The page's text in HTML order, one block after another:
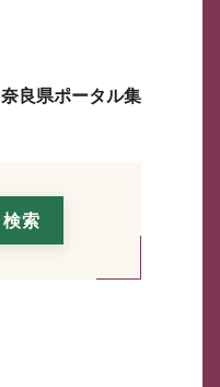
奈良県ポータル集